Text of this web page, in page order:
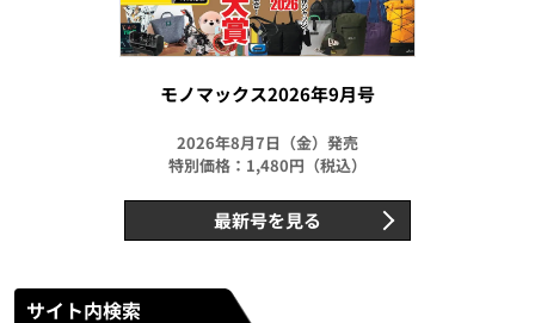
モノマックス2026年9月号
2026年8月7日（金）発売
特別価格：1,480円（税込）
最新号を見る
サイト内検索